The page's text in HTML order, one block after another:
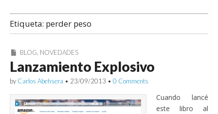
Etiqueta: perder peso
BLOG, NOVEDADES
Lanzamiento Explosivo
by Carlos Abehsera • 23/09/2013 • 0 Comments
Cuando lancé
este libro al